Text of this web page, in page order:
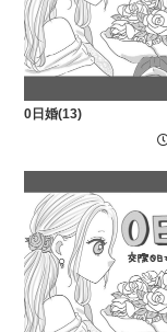
0日婚(13)